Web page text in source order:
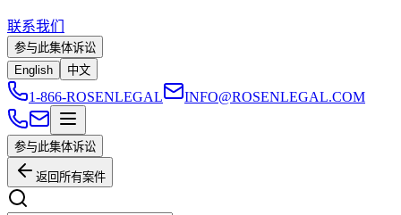
联系我们
参与此集体诉讼
English
中文
1-866-ROSENLEGAL INFO@ROSENLEGAL.COM
参与此集体诉讼
返回所有案件